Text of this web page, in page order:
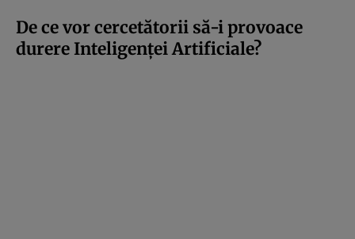
De ce vor cercetătorii să-i provoace
durere Inteligenței Artificiale?